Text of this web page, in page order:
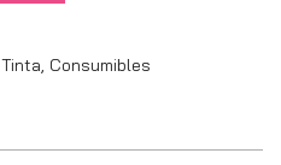
, Consumibles